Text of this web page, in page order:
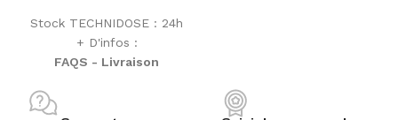
Stock TECHNIDOSE : 24h
+ D'infos :
FAQS - Livraison